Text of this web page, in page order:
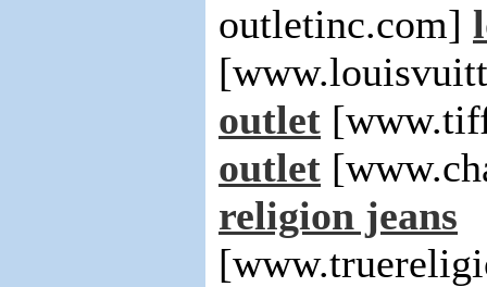
outletinc.com]
outlet
outlet
religion jeans